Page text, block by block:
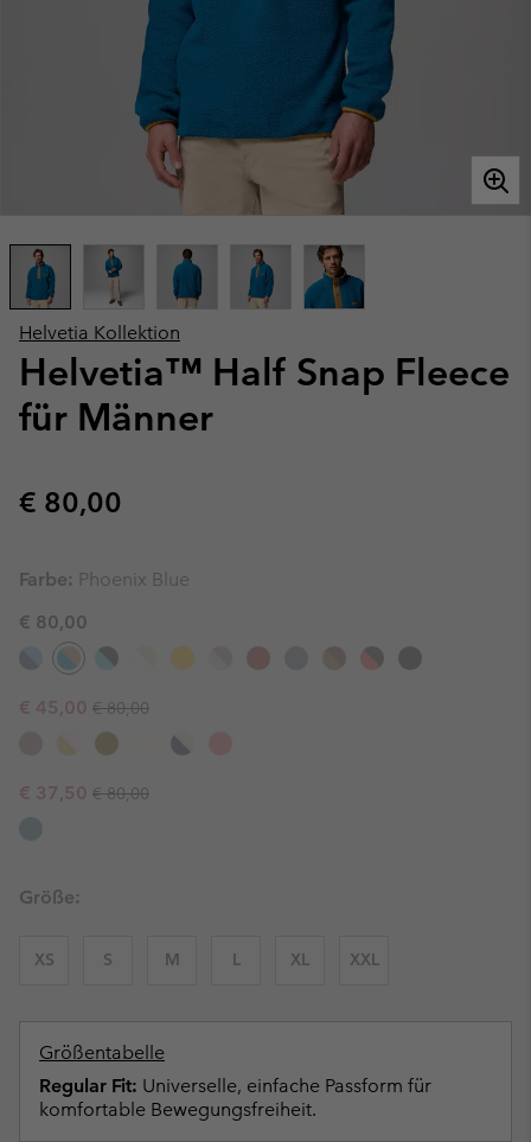
Helvetia Kollektion
Helvetia™ Half Snap Fleece
für Männer
Regular price:
€ 80,00
Farbe: Phoenix Blue
€ 80,00
Sale price:
€ 45,00 Regular price:
€ 80,00
Sale price:
€ 37,50 Regular price:
€ 80,00
Größe:
XS S M L XL XXL
Größentabelle
Regular Fit: Universelle, einfache Passform für
komfortable Bewegungsfreiheit.